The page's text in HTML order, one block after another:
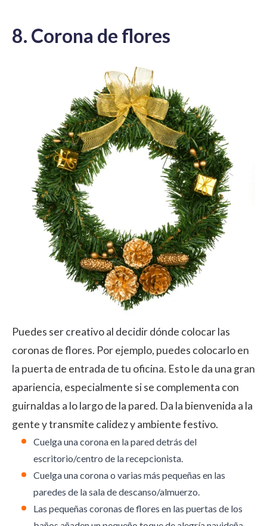
8. Corona de flores
Puedes ser creativo al decidir dónde colocar las
coronas de flores. Por ejemplo, puedes colocarlo en
la puerta de entrada de tu oficina. Esto le da una gran
apariencia, especialmente si se complementa con
guirnaldas a lo largo de la pared. Da la bienvenida a la
gente y transmite calidez y ambiente festivo.
Cuelga una corona en la pared detrás del
escritorio/centro de la recepcionista.
Cuelga una corona o varias más pequeñas en las
paredes de la sala de descanso/almuerzo.
Las pequeñas coronas de flores en las puertas de los